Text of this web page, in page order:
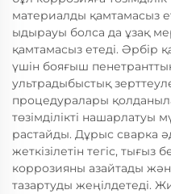
материалды қамтамасыз
ыдырауы болса да ұзақ
қамтамасыз етеді. Әрбір
үшін бояғыш
ультрадыбыстық
процедуралары
төзімділікті нашарлатуы
растайды. Дұрыс сварка
жеткізілетін тегіс, тығыз
коррозияны азайтады
тазартуды жеңілдетеді.